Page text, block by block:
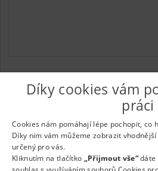
| Nabídka
webu
Vložit inzerát |Odběr novinek|
Nastavení cookies
Díky cookies vám
práci
Cookies nám pomáhají lépe pochopit, co
Díky nim vám můžeme zobrazit
určený pro vás.
Kliknutím na tlačítko „Přijmout vše“dáte